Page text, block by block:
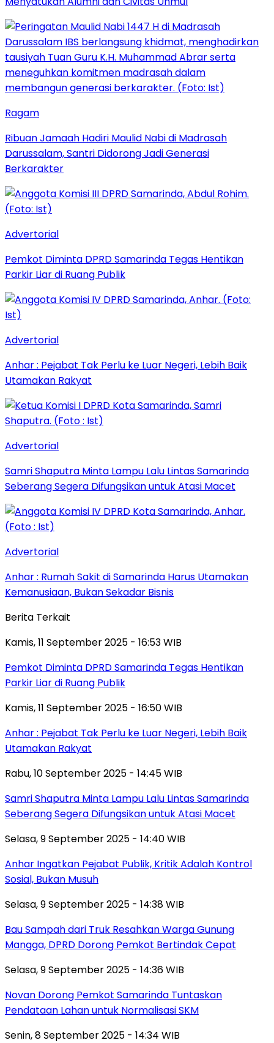
Ragam
Ribuan Jamaah Hadiri Maulid Nabi di Madrasah
Darussalam, Santri Didorong Jadi Generasi
Berkarakter
Advertorial
Pemkot Diminta DPRD Samarinda Tegas Hentikan
Parkir Liar di Ruang Publik
Advertorial
Anhar : Pejabat Tak Perlu ke Luar Negeri, Lebih Baik
Utamakan Rakyat
Advertorial
Samri Shaputra Minta Lampu Lalu Lintas Samarinda
Seberang Segera Difungsikan untuk Atasi Macet
Advertorial
Anhar : Rumah Sakit di Samarinda Harus Utamakan
Kemanusiaan, Bukan Sekadar Bisnis
Berita Terkait
Kamis, 11 September 2025 - 16:53 WIB
Pemkot Diminta DPRD Samarinda Tegas Hentikan
Parkir Liar di Ruang Publik
Kamis, 11 September 2025 - 16:50 WIB
Anhar : Pejabat Tak Perlu ke Luar Negeri, Lebih Baik
Utamakan Rakyat
Rabu, 10 September 2025 - 14:45 WIB
Samri Shaputra Minta Lampu Lalu Lintas Samarinda
Seberang Segera Difungsikan untuk Atasi Macet
Selasa, 9 September 2025 - 14:40 WIB
Anhar Ingatkan Pejabat Publik, Kritik Adalah Kontrol
Sosial, Bukan Musuh
Selasa, 9 September 2025 - 14:38 WIB
Bau Sampah dari Truk Resahkan Warga Gunung
Mangga, DPRD Dorong Pemkot Bertindak Cepat
Selasa, 9 September 2025 - 14:36 WIB
Novan Dorong Pemkot Samarinda Tuntaskan
Pendataan Lahan untuk Normalisasi SKM
Senin, 8 September 2025 - 14:34 WIB